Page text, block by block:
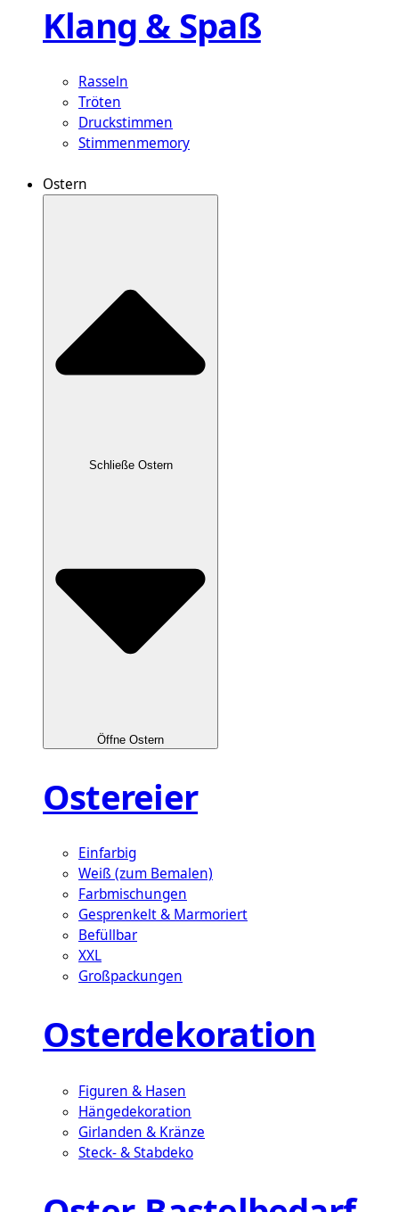
Klang & Spaß
Rasseln
Tröten
Druckstimmen
Stimmenmemory
Ostern
Schließe Ostern
Öffne Ostern
Ostereier
Einfarbig
Weiß (zum Bemalen)
Farbmischungen
Gesprenkelt & Marmoriert
Befüllbar
XXL
Großpackungen
Osterdekoration
Figuren & Hasen
Hängedekoration
Girlanden & Kränze
Steck- & Stabdeko